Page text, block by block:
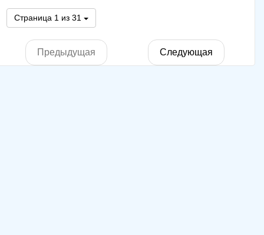
Страница 1 из 31
Предыдущая Следующая